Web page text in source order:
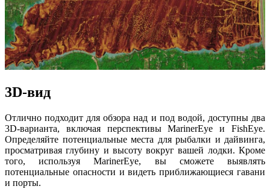
3D-вид
Отлично подходит для обзора над и под водой, доступны два
3D-варианта, включая перспективы MarinerEye и FishEye.
Определяйте потенциальные места для рыбалки и дайвинга,
просматривая глубину и высоту вокруг вашей лодки. Кроме
того, используя MarinerEye, вы сможете выявлять
потенциальные опасности и видеть приближающиеся гавани
и порты.